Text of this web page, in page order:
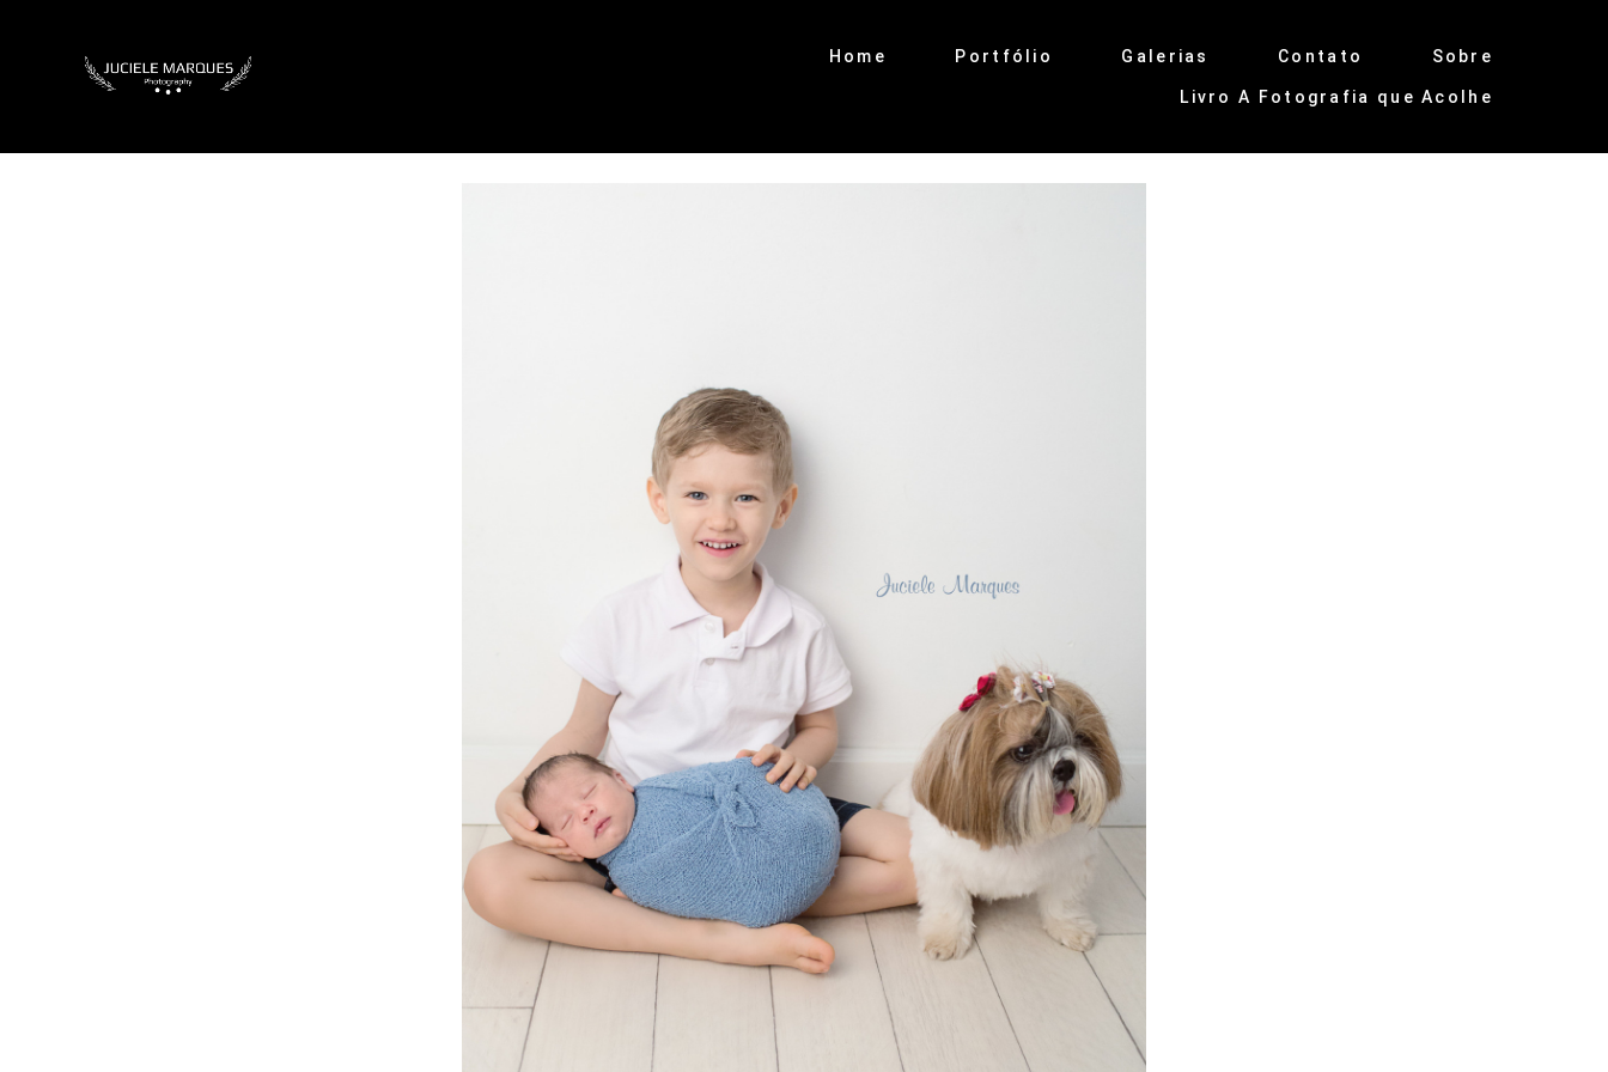
Home Portfólio Galerias Contato Sobre
Livro A Fotografia que Acolhe